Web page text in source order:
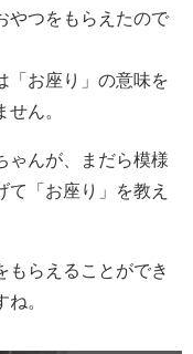
やつをもらえたので
「お座り」の意味を
ん。
ゃんが、まだら模様
「お座り」を教え
もらえることができ
。